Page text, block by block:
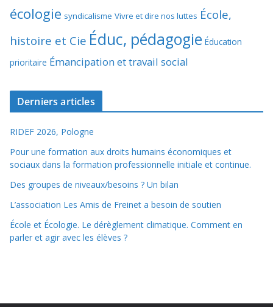
écologie syndicalisme Vivre et dire nos luttes École,
histoire et Cie Éduc, pédagogie Éducation
prioritaire Émancipation et travail social
Derniers articles
RIDEF 2026, Pologne
Pour une formation aux droits humains économiques et
sociaux dans la formation professionnelle initiale et continue.
Des groupes de niveaux/besoins ? Un bilan
L’association Les Amis de Freinet a besoin de soutien
École et Écologie. Le dérèglement climatique. Comment en
parler et agir avec les élèves ?